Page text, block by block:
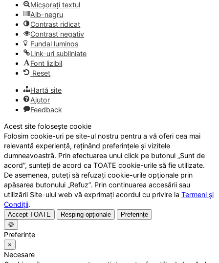
Micșorați textul
Alb-negru
Contrast ridicat
Contrast negativ
Fundal luminos
Link-uri subliniate
Font lizibil
Reset
Hartă site
Ajutor
Feedback
Acest site folosește cookie
Folosim cookie-uri pe site-ul nostru pentru a vă oferi cea mai
relevantă experiență, reținând preferințele și vizitele
dumneavoastră. Prin efectuarea unui click pe butonul „Sunt de
acord”, sunteți de acord ca TOATE cookie-urile să fie utilizate.
De asemenea, puteți să refuzați cookie-urile opționale prin
apăsarea butonului „Refuz”. Prin continuarea accesării sau
utilizării Site-ului web vă exprimați acordul cu privire la Termeni și
Condiții.
Accept TOATE Resping opționale
Preferințe
🍪
Preferințe
×
Necesare